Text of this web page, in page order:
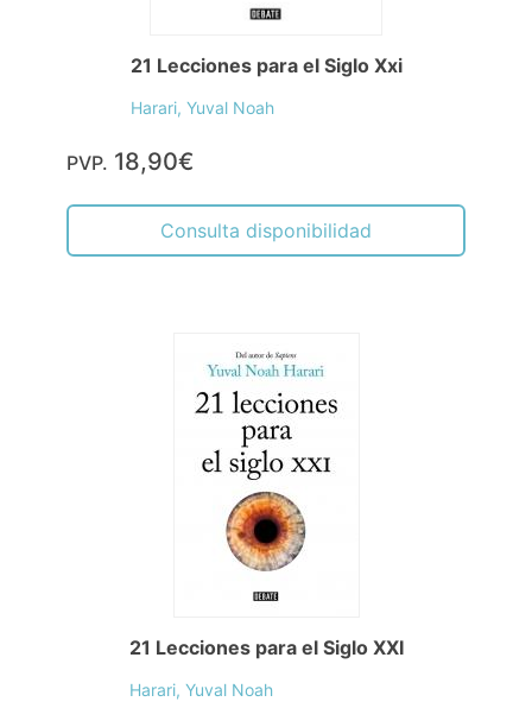
21 Lecciones para el Siglo Xxi
Harari, Yuval Noah
PVP. 18,90€
Consulta disponibilidad
21 Lecciones para el Siglo XXI
Harari, Yuval Noah